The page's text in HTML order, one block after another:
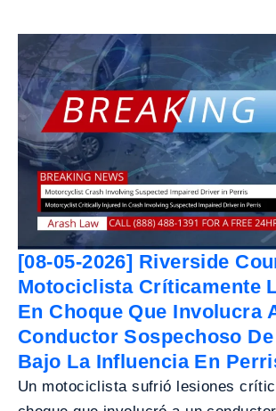
[08-05-2026] Riverside
Motociclista Críticamente
En Choque Que Involucra
Conductor Sospechoso
Bajo La Influencia En
Un motociclista sufrió lesiones